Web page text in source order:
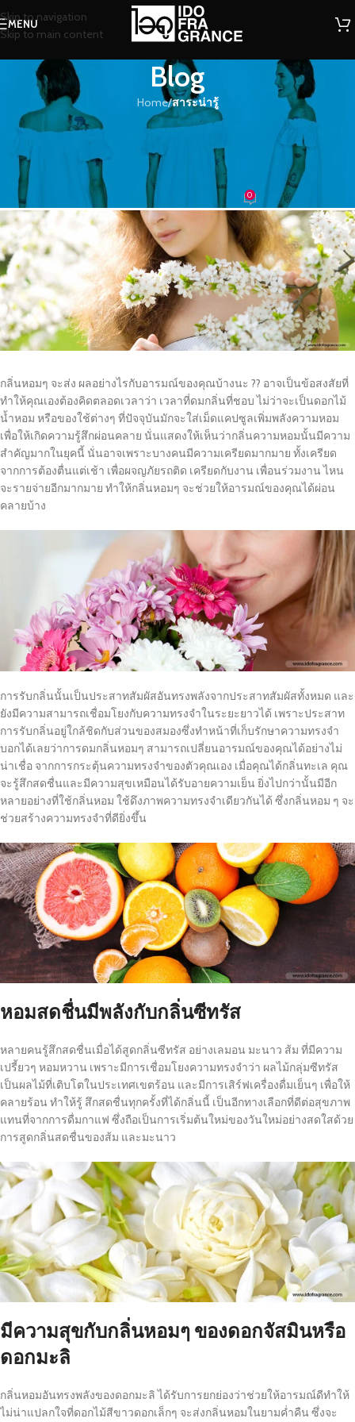
Skip to navigation
Skip to main content
MENU
Blog
Home/สาระน่ารู้
สาระน่ารู้
กลิ่นหอมๆ ช่วยทำให้อารมณ์ของคุณ
ให้ผ่อนคลายได้นะ!!
น้องน้ำหอม On 23/08/2017 0
กลิ่นหอมๆ จะส่ง ผลอย่างไรกับอารมณ์ของคุณบ้างนะ ?? อาจเป็นข้อสงสัยที่
ทำให้คุณเองต้องคิดตลอดเวลาว่า เวลาที่ดมกลิ่นที่ชอบ ไม่ว่าจะเป็นดอกไม้
น้ำหอม หรือของใช้ต่างๆ ที่ปัจจุบันมักจะใส่เม็ดแคปซูลเพิ่มพลังความหอม
เพื่อให้เกิดความรู้สึกผ่อนคลาย นั่นแสดงให้เห็นว่ากลิ่นความหอมนั้นมีความ
สำคัญมากในยุคนี้ นั่นอาจเพราะบางคนมีความเครียดมากมาย ทั้งเครียด
จากการต้องตื่นแต่เช้า เพื่อผจญภัยรถติด เครียดกับงาน เพื่อนร่วมงาน ไหน
จะรายจ่ายอีกมากมาย ทำให้กลิ่นหอมๆ จะช่วยให้อารมณ์ของคุณได้ผ่อน
คลายบ้าง
การรับกลิ่นนั้นเป็นประสาทสัมผัสอันทรงพลังจากประสาทสัมผัสทั้งหมด และ
ยังมีความสามารถเชื่อมโยงกับความทรงจำในระยะยาวได้ เพราะประสาท
การรับกลิ่นอยู่ใกล้ชิดกับส่วนของสมองซึ่งทำหน้าที่เก็บรักษาความทรงจำ
บอกได้เลยว่าการดมกลิ่นหอมๆ สามารถเปลี่ยนอารมณ์ของคุณได้อย่างไม่
น่าเชื่อ จากการกระตุ้นความทรงจำของตัวคุณเอง เมื่อคุณได้กลิ่นทะเล คุณ
จะรู้สึกสดชื่นและมีความสุขเหมือนได้รับอายความเย็น ยิ่งไปกว่านั้นมีอีก
หลายอย่างที่ใช้กลิ่นหอม ใช้ดึงภาพความทรงจำเดียวกันได้ ซึ่งกลิ่นหอม ๆ จะ
ช่วยสร้างความทรงจำที่ดียิ่งขึ้น
หอมสดชื่นมีพลังกับกลิ่นซีทรัส
หลายคนรู้สึกสดชื่นเมื่อได้สูดกลิ่นซีทรัส อย่างเลมอน มะนาว ส้ม ที่มีความ
เปรี้ยวๆ หอมหวาน เพราะมีการเชื่อมโยงความทรงจำว่า ผลไม้กลุ่มซีทรัส
เป็นผลไม้ที่เติบโตในประเทศเขตร้อน และมีการเสิร์ฟเครื่องดื่มเย็นๆ เพื่อให้
คลายร้อน ทำให้รู้ สึกสดชื่นทุกครั้งที่ได้กลิ่นนี้ เป็นอีกทางเลือกที่ดีต่อสุขภาพ
แทนที่จากการดื่มกาแฟ ซึ่งถือเป็นการเริ่มต้นใหม่ของวันใหม่อย่างสดใสด้วย
การสูดกลิ่นสดชื่นของส้ม และมะนาว
มีความสุขกับกลิ่นหอมๆ ของดอกจัสมินหรือ
ดอกมะลิ
กลิ่นหอมอันทรงพลังของดอกมะลิ ได้รับการยกย่องว่าช่วยให้อารมณ์ดีทำให้
ไม่น่าแปลกใจที่ดอกไม้สีขาวดอกเล็กๆ จะส่งกลิ่นหอมในยามค่ำคืน ซึ่งจะ